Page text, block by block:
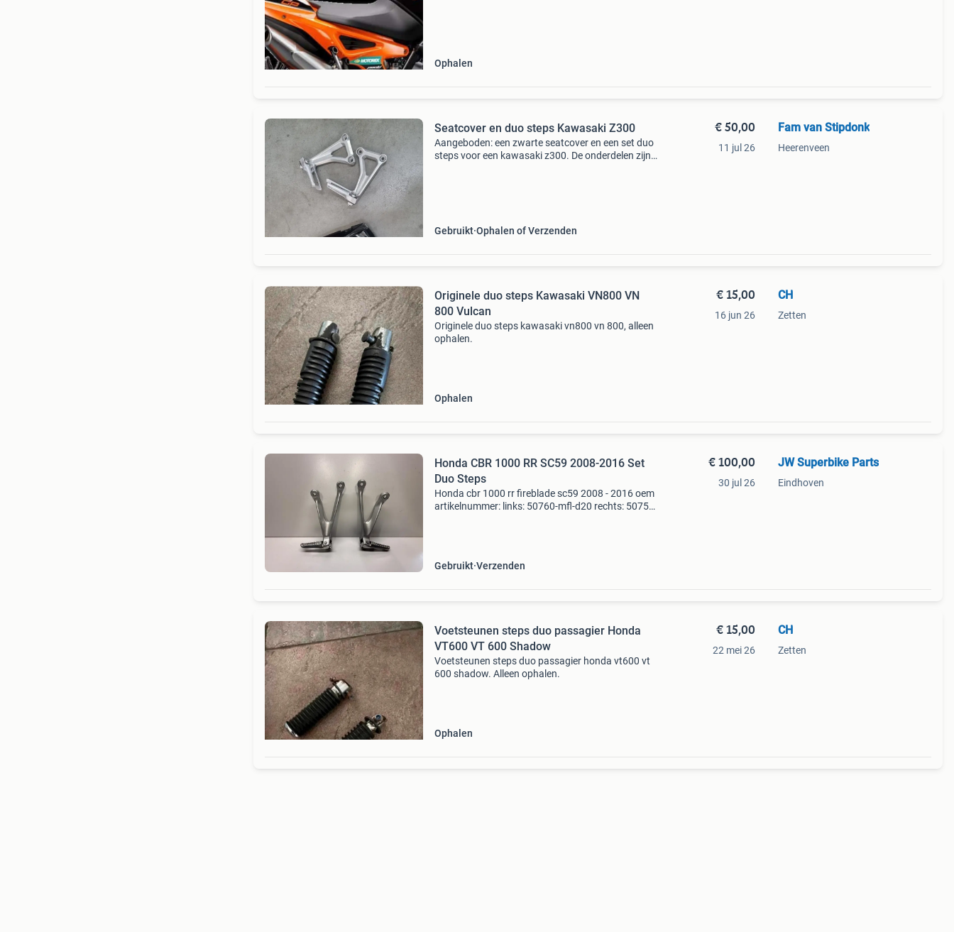
Ophalen
Seatcover en duo steps Kawasaki Z300
Aangeboden: een zwarte seatcover en een set duo
steps voor een kawasaki z300. De onderdelen zijn
Gebruikt Ophalen of Verzenden
€ 50,00
11 jul 26
Fam van Stipdonk
Heerenveen
Originele duo steps Kawasaki VN800 VN
800 Vulcan
Originele duo steps kawasaki vn800 vn 800, alleen
ophalen.
Ophalen
€ 15,00
16 jun 26
CH
Zetten
Honda CBR 1000 RR SC59 2008-2016 Set
Duo Steps
Honda cbr 1000 rr fireblade sc59 2008 - 2016 oem
artikelnummer: links: 50760-mfl-d20 rechts: 50750-
Gebruikt Verzenden
€ 100,00
30 jul 26
JW Superbike Parts
Eindhoven
Voetsteunen steps duo passagier Honda
VT600 VT 600 Shadow
Voetsteunen steps duo passagier honda vt600 vt
600 shadow. Alleen ophalen.
Ophalen
€ 15,00
22 mei 26
CH
Zetten